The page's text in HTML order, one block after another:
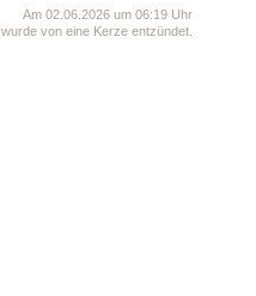
Am 02.06.2026 um 06:19 Uhr
wurde von eine Kerze entzündet.